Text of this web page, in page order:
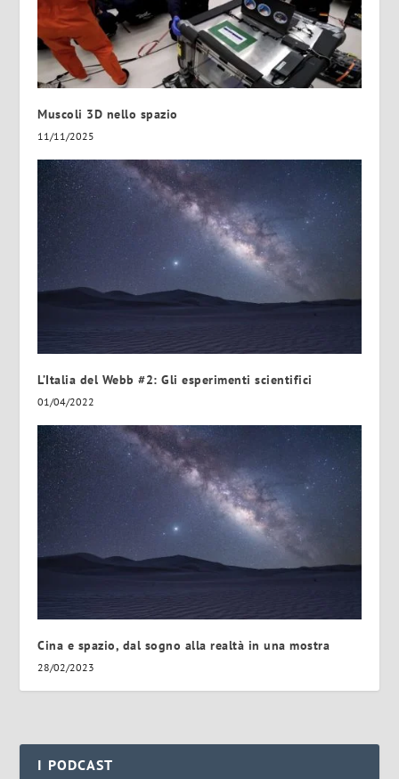
Muscoli 3D nello spazio
11/11/2025
L’Italia del Webb #2: Gli esperimenti scientifici
01/04/2022
Cina e spazio, dal sogno alla realtà in una mostra
28/02/2023
I PODCAST